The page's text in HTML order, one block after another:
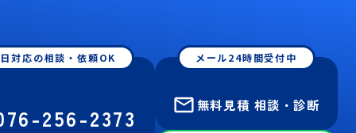
対応の相談・依頼OK
256-2373
メール24時間受付中
無料見積 相談・診断